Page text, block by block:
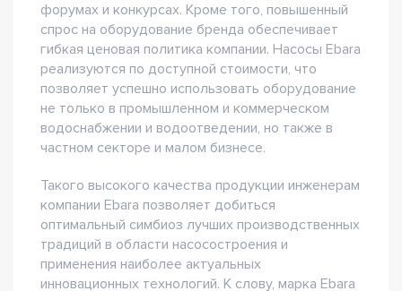
форумах и конкурсах. Кроме того, повышенный
спрос на оборудование бренда обеспечивает
гибкая ценовая политика компании. Насосы Ebara
реализуются по доступной стоимости, что
позволяет успешно использовать оборудование
не только в промышленном и коммерческом
водоснабжении и водоотведении, но также в
частном секторе и малом бизнесе.
Такого высокого качества продукции инженерам
компании Ebara позволяет добиться
оптимальный симбиоз лучших производственных
традиций в области насосостроения и
применения наиболее актуальных
инновационных технологий. К слову, марка Ebara